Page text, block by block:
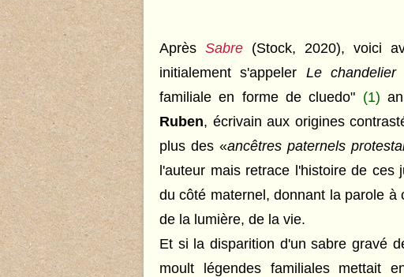
Après Sabre (Stock, 2020), voici
initialement s'appeler Le chandelier
familiale en forme de cluedo" (1)
Ruben, écrivain aux origines
plus des «ancêtres paternels
l'auteur mais retrace l'histoire de
du côté maternel,donnant la parole à
de la lumière, de la vie.
Et si la disparition d'un sabre gravé
moult légendes familiales mettait